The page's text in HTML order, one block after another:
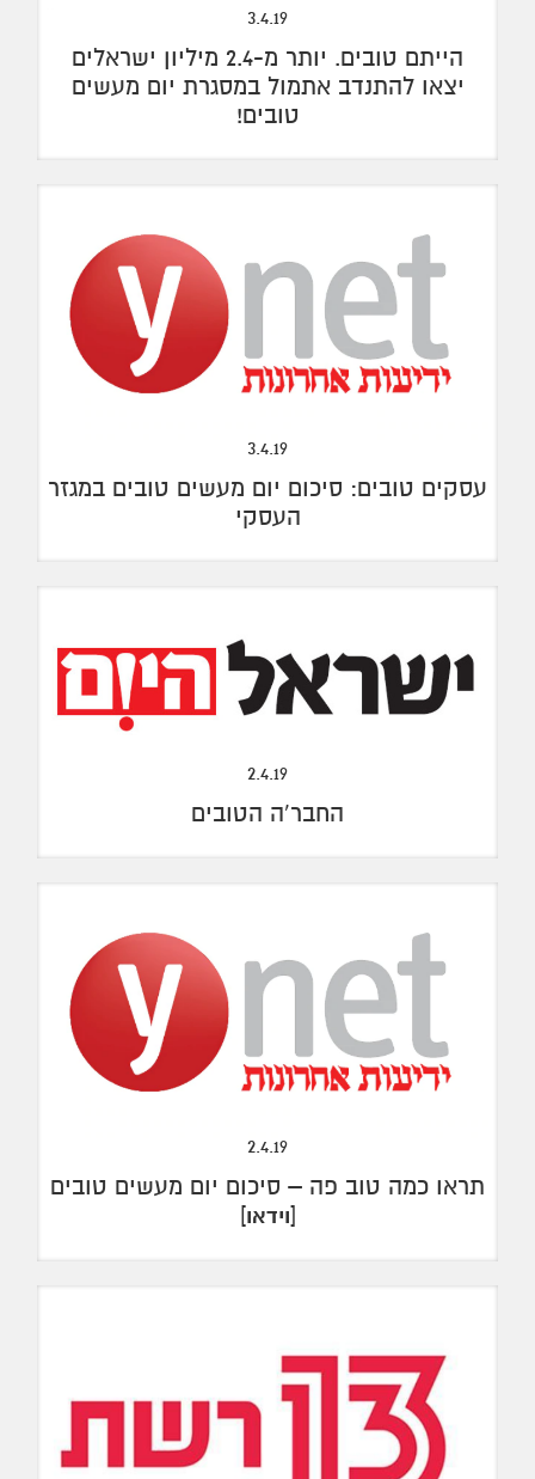
3.4.19
הייתם טובים.
יותר מ-2.4 מיליון ישראלים
יצאו להתנדב אתמול במסגרת יום מעשים
טובים!
3.4.19
עסקים טובים: סיכום יום מעשים טובים במגזר
העסקי
2.4.19
החבר'ה הטובים
2.4.19
תראו כמה טוב פה – סיכום יום מעשים טובים
[וידאו]